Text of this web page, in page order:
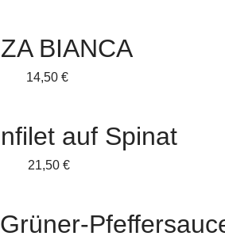
BIANCA
14,50 €
auf Spinat
21,50 €